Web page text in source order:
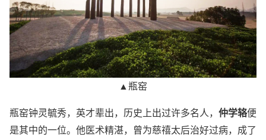
▲瓶窑
瓶窑钟灵毓秀，英才辈出，历史上出过许多名人， 仲学辂便
是其中的一位。他医术精湛，曾为慈禧太后治好过病，成了